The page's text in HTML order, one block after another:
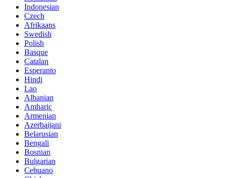
Indonesian
Czech
Afrikaans
Swedish
Polish
Basque
Catalan
Esperanto
Hindi
Lao
Albanian
Amharic
Armenian
Azerbaijani
Belarusian
Bengali
Bosnian
Bulgarian
Cebuano